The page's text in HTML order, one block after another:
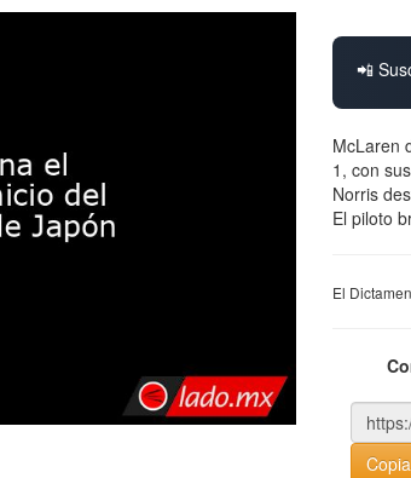
📲
McLaren
1, con
Norris
El piloto
El Dictamen